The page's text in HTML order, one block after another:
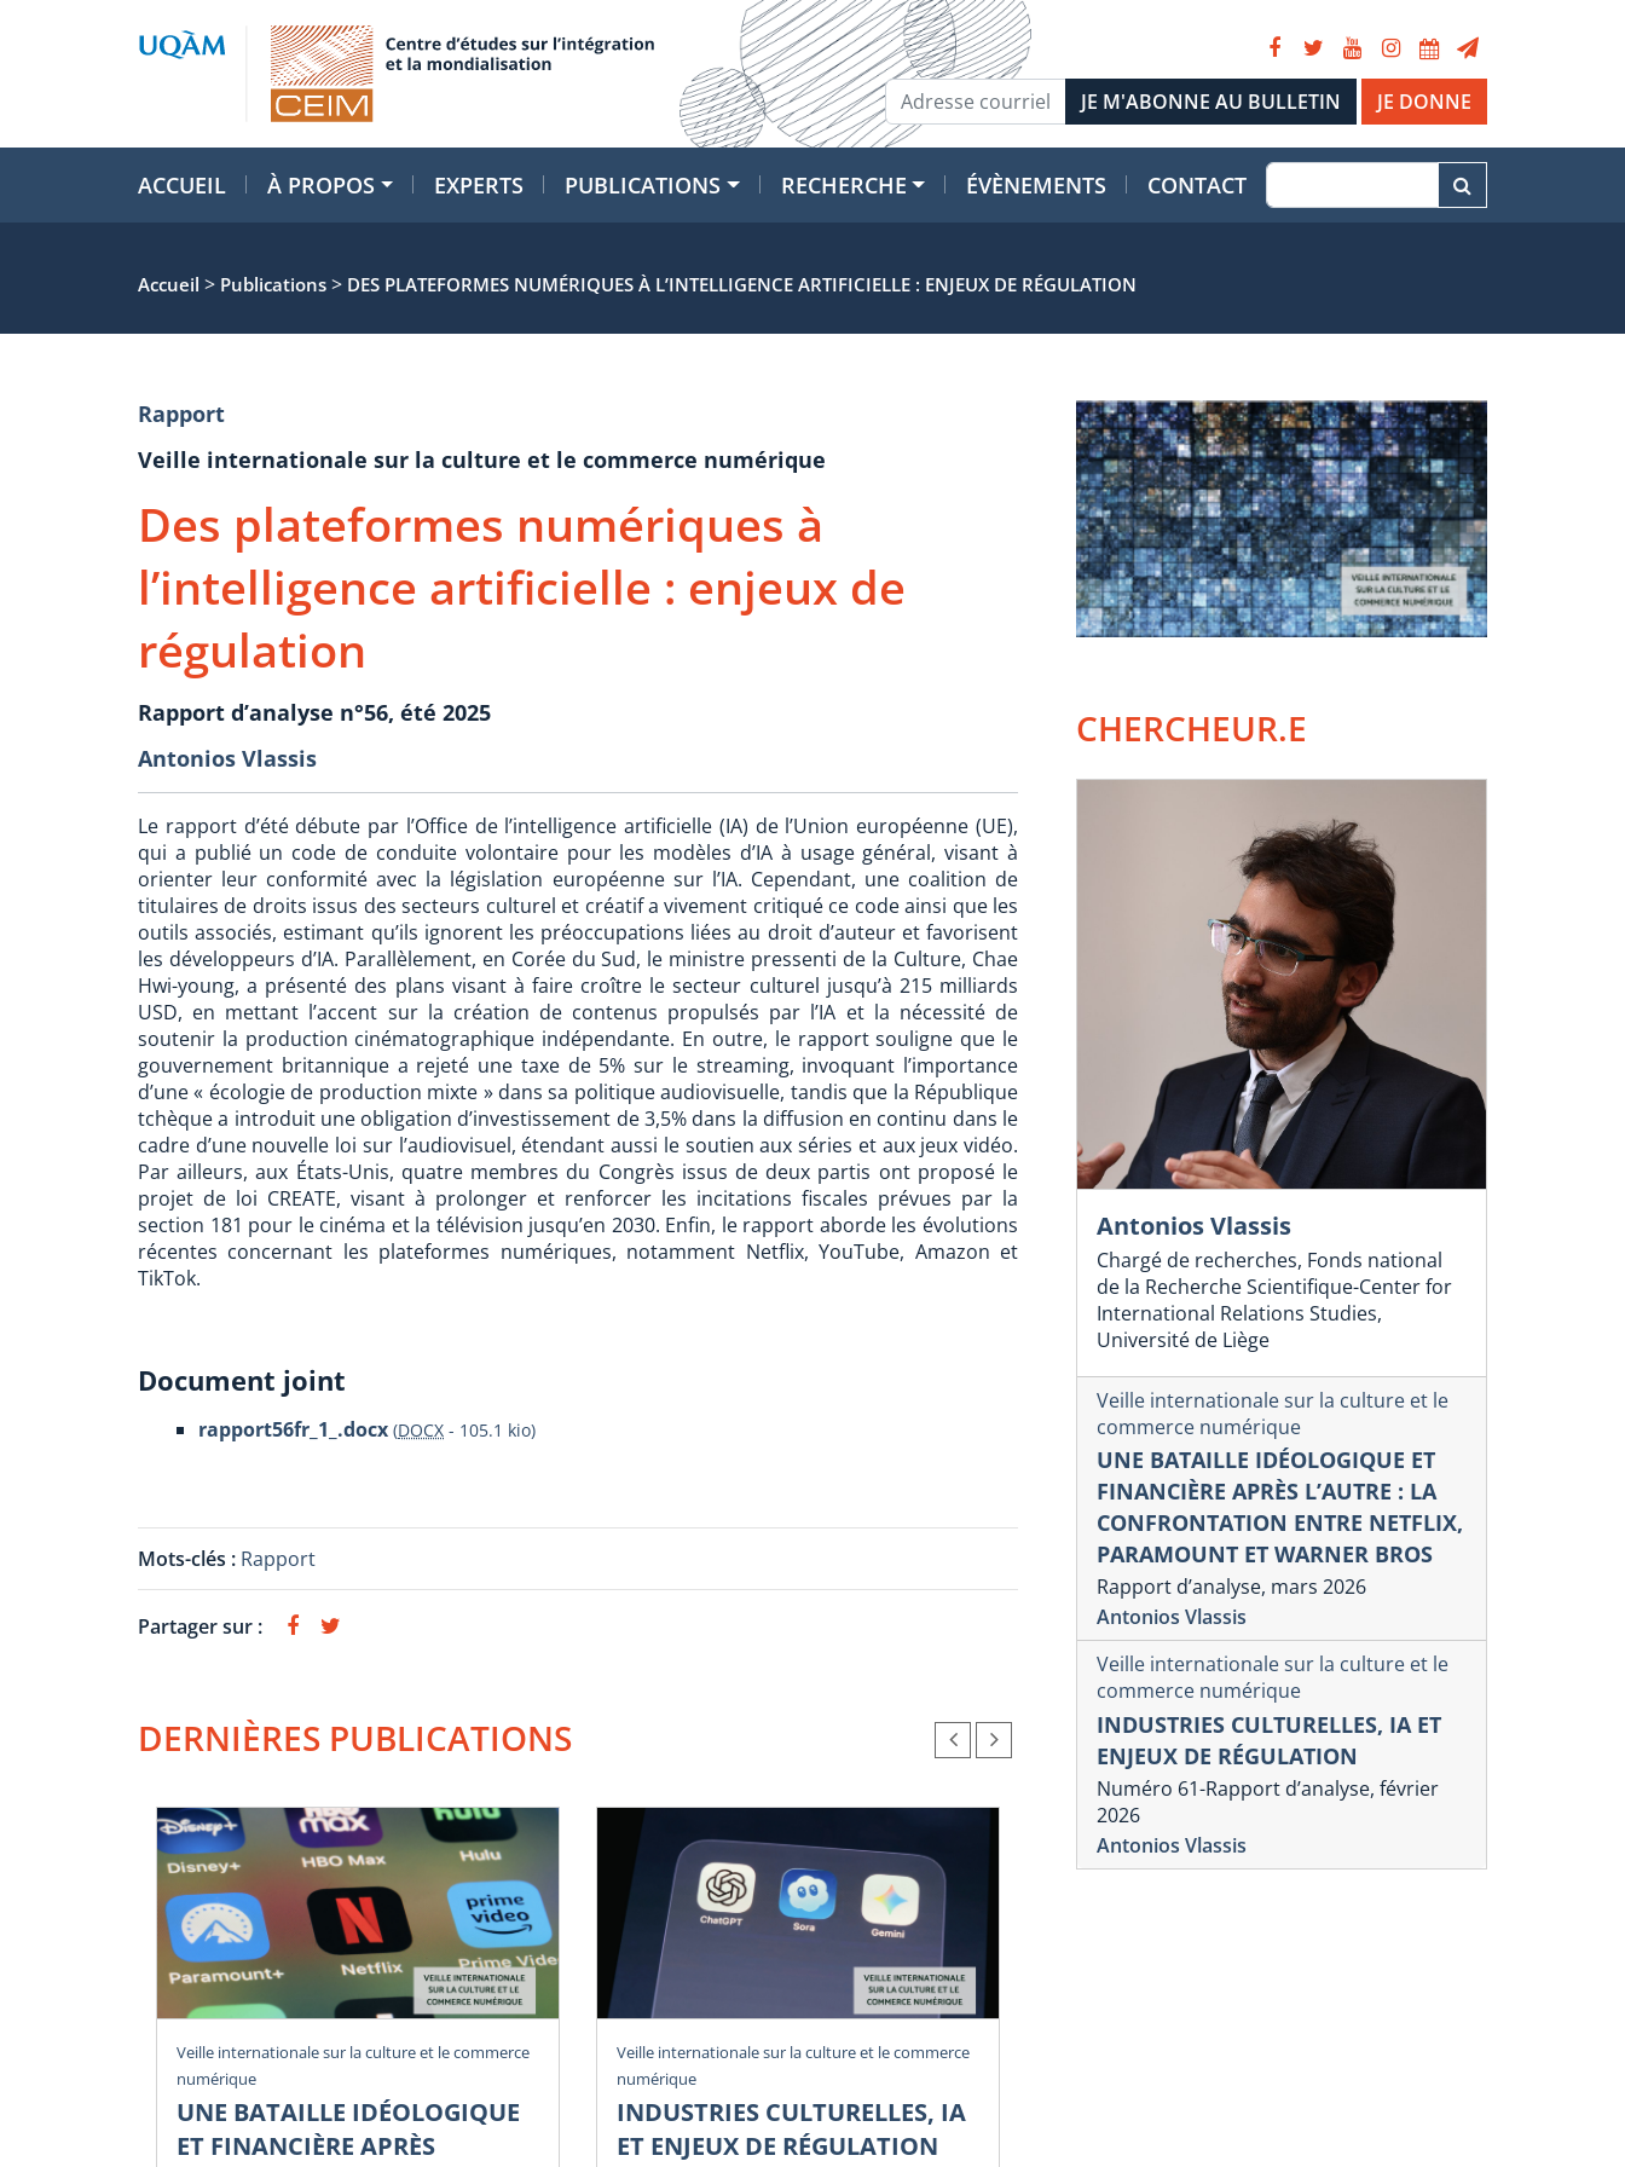
JE DONNE
ACCUEIL À PROPOS EXPERTS PUBLICATIONS RECHERCHE ÉVÈNEMENTS CONTACT
Accueil > Publications > DES PLATEFORMES NUMÉRIQUES À L’INTELLIGENCE ARTIFICIELLE : ENJEUX DE RÉGULATION
Rapport
Veille internationale sur la culture et le commerce numérique
Des plateformes numériques à
l’intelligence artificielle : enjeux de
régulation
Rapport d’analyse n°56, été 2025
Antonios Vlassis
Le rapport d’été débute par l’Office de l’intelligence artificielle (IA) de l’Union européenne (UE),
qui a publié un code de conduite volontaire pour les modèles d’IA à usage général, visant à
orienter leur conformité avec la législation européenne sur l’IA. Cependant, une coalition de
titulaires de droits issus des secteurs culturel et créatif a vivement critiqué ce code ainsi que les
outils associés, estimant qu’ils ignorent les préoccupations liées au droit d’auteur et favorisent
les développeurs d’IA. Parallèlement, en Corée du Sud, le ministre pressenti de la Culture, Chae
Hwi-young, a présenté des plans visant à faire croître le secteur culturel jusqu’à 215 milliards
USD, en mettant l’accent sur la création de contenus propulsés par l’IA et la nécessité de
soutenir la production cinématographique indépendante. En outre, le rapport souligne que le
gouvernement britannique a rejeté une taxe de 5% sur le streaming, invoquant l’importance
d’une « écologie de production mixte » dans sa politique audiovisuelle, tandis que la République
tchèque a introduit une obligation d’investissement de 3,5% dans la diffusion en continu dans le
cadre d’une nouvelle loi sur l’audiovisuel, étendant aussi le soutien aux séries et aux jeux vidéo.
Par ailleurs, aux États-Unis, quatre membres du Congrès issus de deux partis ont proposé le
projet de loi CREATE, visant à prolonger et renforcer les incitations fiscales prévues par la
section 181 pour le cinéma et la télévision jusqu’en 2030. Enfin, le rapport aborde les évolutions
récentes concernant les plateformes numériques, notamment Netflix, YouTube, Amazon et
TikTok.
Document joint
rapport56fr_1_.docx (DOCX - 105.1 kio)
Mots-clés : Rapport
Partager sur :
DERNIÈRES PUBLICATIONS
Veille internationale sur la culture et le commerce
numérique
UNE BATAILLE IDÉOLOGIQUE
ET FINANCIÈRE APRÈS
Veille internationale sur la culture et le commerce
numérique
INDUSTRIES CULTURELLES, IA
ET ENJEUX DE RÉGULATION
CHERCHEUR.E
Antonios Vlassis
Chargé de recherches, Fonds national
de la Recherche Scientifique-Center for
International Relations Studies,
Université de Liège
Veille internationale sur la culture et le
commerce numérique
UNE BATAILLE IDÉOLOGIQUE ET
FINANCIÈRE APRÈS L’AUTRE : LA
CONFRONTATION ENTRE NETFLIX,
PARAMOUNT ET WARNER BROS
Rapport d’analyse, mars 2026
Antonios Vlassis
Veille internationale sur la culture et le
commerce numérique
INDUSTRIES CULTURELLES, IA ET
ENJEUX DE RÉGULATION
Numéro 61-Rapport d’analyse, février
2026
Antonios Vlassis